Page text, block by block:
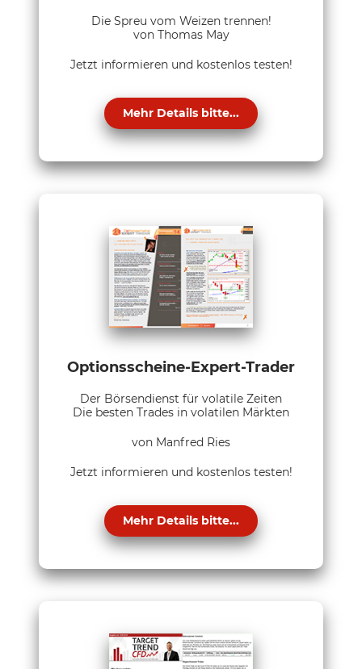
Die Spreu vom Weizen trennen!
von Thomas May
Jetzt informieren und kostenlos testen!
Mehr Details bitte...
Optionsscheine-Expert-Trader
Der Börsendienst für volatile Zeiten
Die besten Trades in volatilen Märkten
von Manfred Ries
Jetzt informieren und kostenlos testen!
Mehr Details bitte...